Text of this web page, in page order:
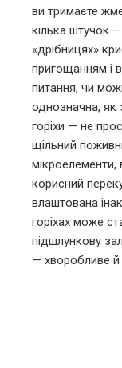
ви тримаєте
кілька штучок
«дрібницях»
пригощанням і
питання, чи
однозначна, як
горіхи — не
щільний
мікроелементи,
корисний
влаштована
горіхах може
підшлункову
— хворобливе й